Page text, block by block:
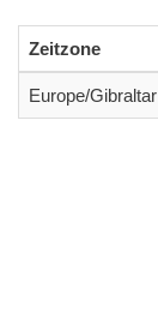
Zeitzone
Europe/Gibraltar